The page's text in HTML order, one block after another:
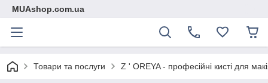
MUAshop.com.ua
Товари та послуги Z ' OREYA - професійні кисті для